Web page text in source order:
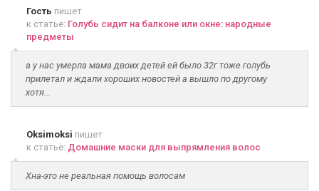
Гость пишет
к статье: Голубь сидит на балконе или окне: народные
предметы
а у нас умерла мама двоих детей ей было 32г тоже голубь
прилетал и ждали хороших новостей а вышло по другому
хотя...
Oksimoksi пишет
к статье: Домашние маски для выпрямления волос
Хна-это не реальная помощь волосам